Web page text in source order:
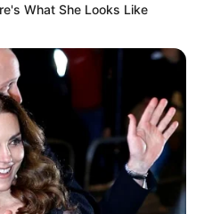
ยม
ายวัน 14 กันยายน 2565
14 ก.ย. 2022
What She Looks Like